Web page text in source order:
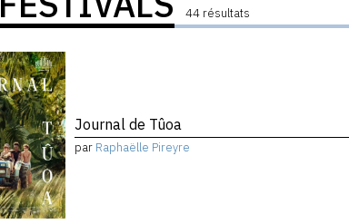
44 résultats
Journal de Tûoa
par Raphaëlle Pireyre